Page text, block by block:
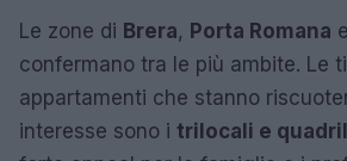
Le zone di Brera, Porta Romana e
confermano tra le più ambite. Le
appartamenti che stanno
interesse sono i trilocali e